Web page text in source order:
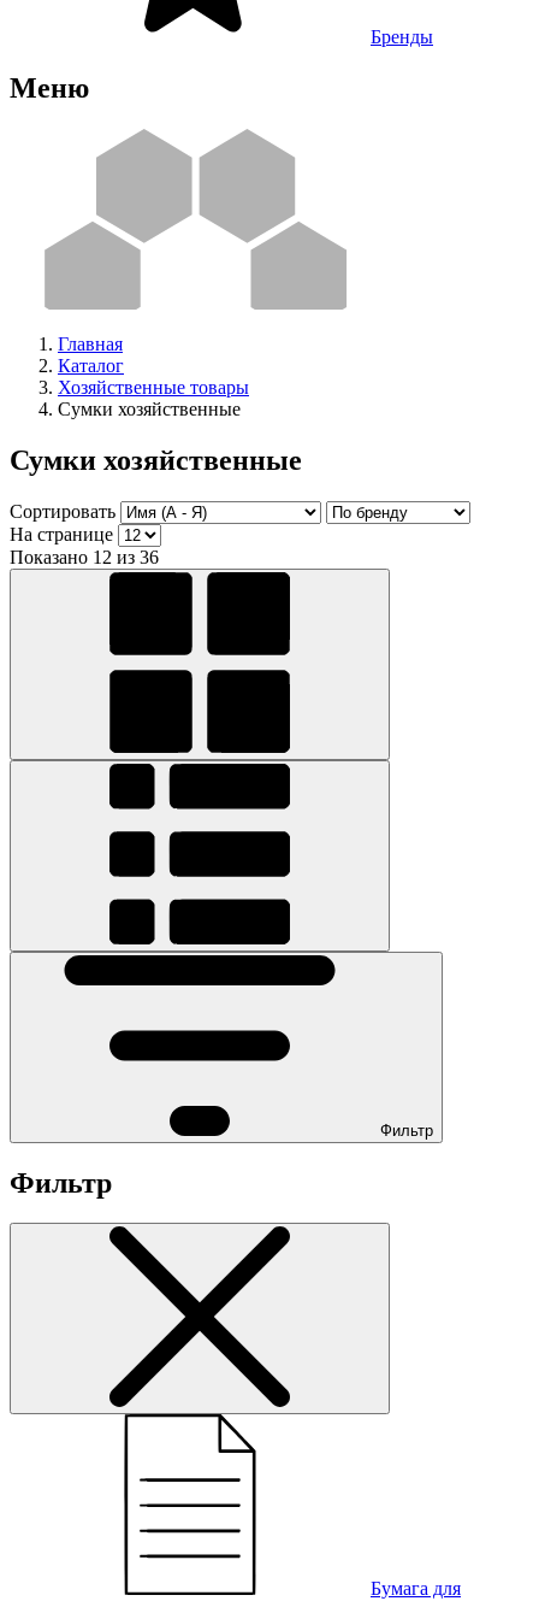
Бренды
Меню
Главная
Каталог
Хозяйственные товары
Сумки хозяйственные
Сумки хозяйственные
Сортировать
На странице
Показано 12 из 36
Фильтр
Фильтр
Бумага для